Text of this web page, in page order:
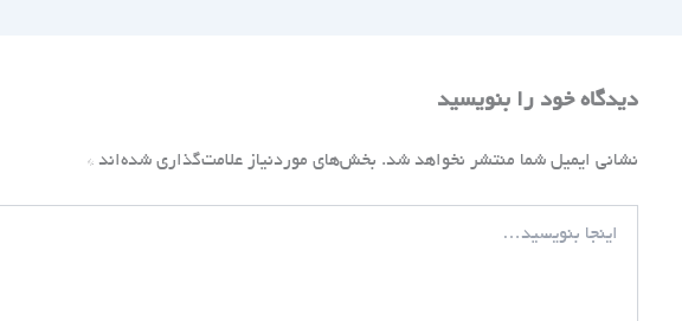
دیدگاه‌ خود را بنویسید
نشانی ایمیل شما منتشر نخواهد شد. بخش‌های موردنیاز علامت‌گذاری شده‌اند *
بنویسید…